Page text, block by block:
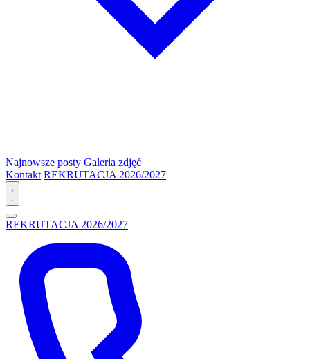
Najnowsze posty Galeria zdjęć
Kontakt REKRUTACJA 2026/2027
REKRUTACJA 2026/2027